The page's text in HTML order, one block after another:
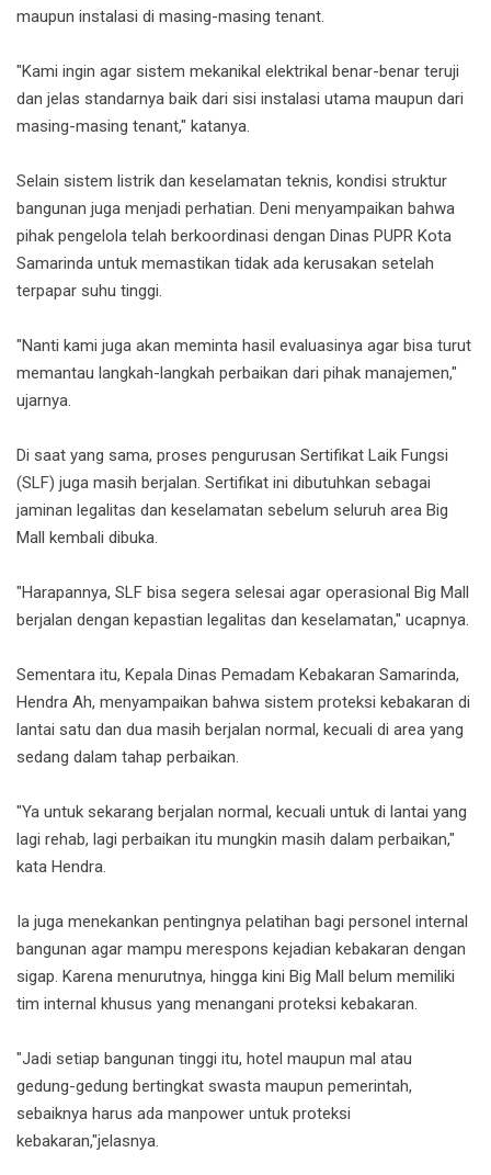
maupun instalasi di masing-masing tenant.
"Kami ingin agar sistem mekanikal elektrikal benar-benar teruji
dan jelas standarnya baik dari sisi instalasi utama maupun dari
masing-masing tenant," katanya.
Selain sistem listrik dan keselamatan teknis, kondisi struktur
bangunan juga menjadi perhatian. Deni menyampaikan bahwa
pihak pengelola telah berkoordinasi dengan Dinas PUPR Kota
Samarinda untuk memastikan tidak ada kerusakan setelah
terpapar suhu tinggi.
"Nanti kami juga akan meminta hasil evaluasinya agar bisa turut
memantau langkah-langkah perbaikan dari pihak manajemen,"
ujarnya.
Di saat yang sama, proses pengurusan Sertifikat Laik Fungsi
(SLF) juga masih berjalan. Sertifikat ini dibutuhkan sebagai
jaminan legalitas dan keselamatan sebelum seluruh area Big
Mall kembali dibuka.
"Harapannya, SLF bisa segera selesai agar operasional Big Mall
berjalan dengan kepastian legalitas dan keselamatan," ucapnya.
Sementara itu, Kepala Dinas Pemadam Kebakaran Samarinda,
Hendra Ah, menyampaikan bahwa sistem proteksi kebakaran di
lantai satu dan dua masih berjalan normal, kecuali di area yang
sedang dalam tahap perbaikan.
"Ya untuk sekarang berjalan normal, kecuali untuk di lantai yang
lagi rehab, lagi perbaikan itu mungkin masih dalam perbaikan,"
kata Hendra.
Ia juga menekankan pentingnya pelatihan bagi personel internal
bangunan agar mampu merespons kejadian kebakaran dengan
sigap. Karena menurutnya, hingga kini Big Mall belum memiliki
tim internal khusus yang menangani proteksi kebakaran.
"Jadi setiap bangunan tinggi itu, hotel maupun mal atau
gedung-gedung bertingkat swasta maupun pemerintah,
sebaiknya harus ada manpower untuk proteksi
kebakaran,"jelasnya.